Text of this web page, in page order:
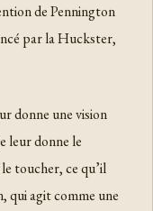
de Pennington
par la Huckster,
donne une vision
leur donne le
toucher, ce qu’il
qui agit comme une